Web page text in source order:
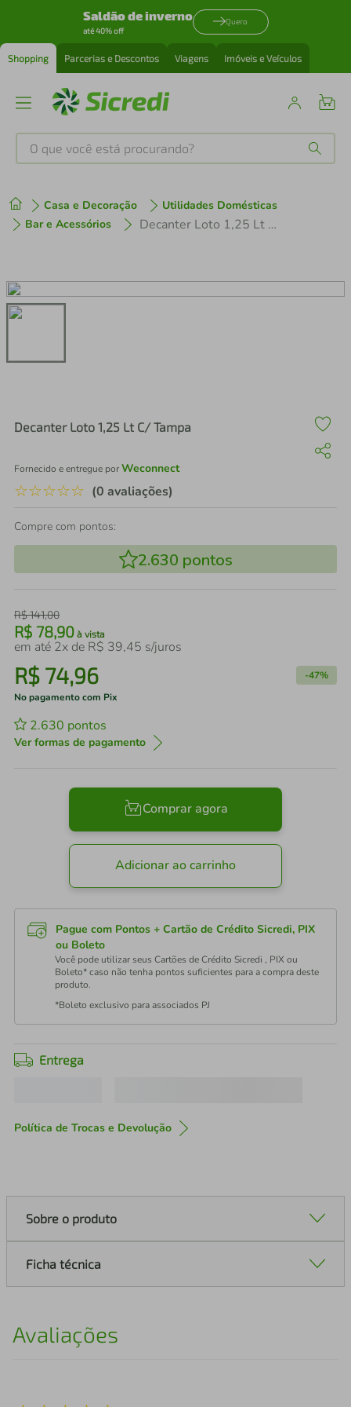
Saldão de inverno
até 40% off
Quero
Shopping Parcerias e Descontos Viagens Imóveis e Veículos
O que você está procurando?
Casa e Decoração
Utilidades Domésticas
Bar e Acessórios
Decanter Loto 1,25 Lt C/ Tampa
Decanter Loto 1,25 Lt C/ Tampa
Fornecido e entregue porWeconnect
☆☆☆☆☆ (0 avaliações)
Compre com pontos:
2.630 pontos
R$141,00
R$ 78,90 à vista
em até 2x de R$ 39,45 s/juros
R$ 74,96 -47%
No pagamento com Pix
2.630 pontos
Ver formas de pagamento
Comprar agora
Adicionar ao carrinho
Pague com Pontos + Cartão de Crédito Sicredi, PIX
ou Boleto
Você pode utilizar seus Cartões de Crédito Sicredi , PIX ou
Boleto* caso não tenha pontos suficientes para a compra deste
produto.
*Boleto exclusivo para associados PJ
Entrega
Política de Trocas e Devolução
Sobre o produto
Ficha técnica
Avaliações
1 º tenis
3º